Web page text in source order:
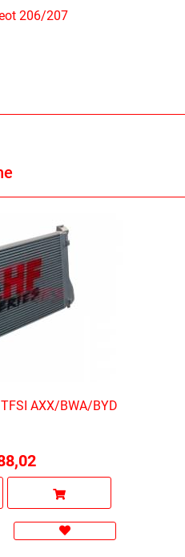
206/207
TFSI AXX/BWA/BYD